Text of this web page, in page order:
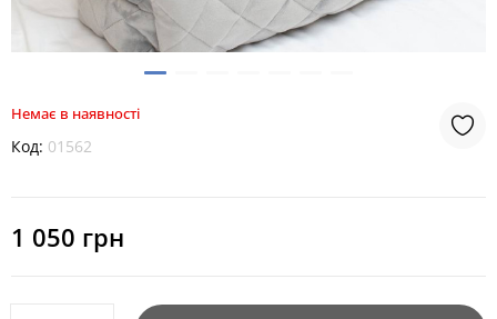
Немає в наявності
Код: 01562
1 050 грн